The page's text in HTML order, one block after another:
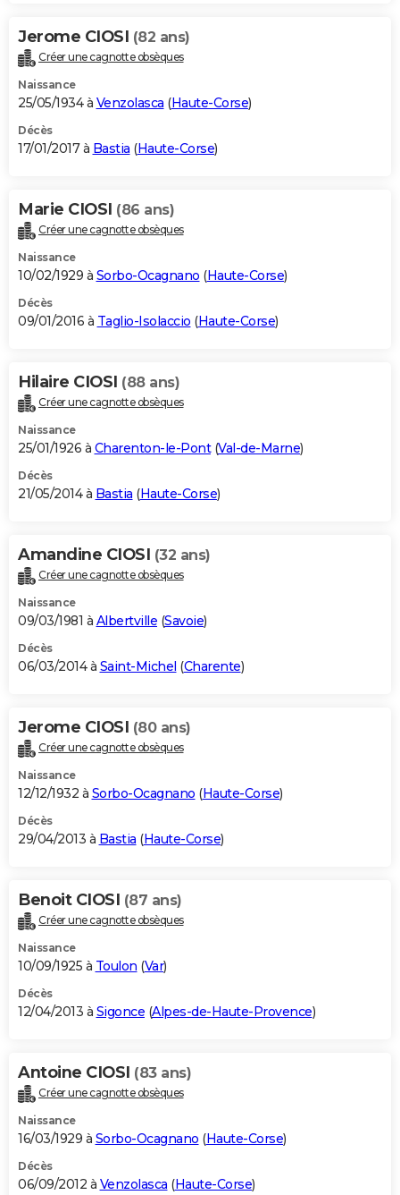
Jerome CIOSI (82 ans)
Créer une cagnotte obsèques
Naissance
25/05/1934 à Venzolasca (Haute-Corse)
Décès
17/01/2017 à Bastia (Haute-Corse)
Marie CIOSI (86 ans)
Créer une cagnotte obsèques
Naissance
10/02/1929 à Sorbo-Ocagnano (Haute-Corse)
Décès
09/01/2016 à Taglio-Isolaccio (Haute-Corse)
Hilaire CIOSI (88 ans)
Créer une cagnotte obsèques
Naissance
25/01/1926 à Charenton-le-Pont(Val-de-Marne)
Décès
21/05/2014 à Bastia (Haute-Corse)
Amandine CIOSI (32 ans)
Créer une cagnotte obsèques
Naissance
09/03/1981 à Albertville (Savoie)
Décès
06/03/2014 à Saint-Michel (Charente)
Jerome CIOSI (80 ans)
Créer une cagnotte obsèques
Naissance
12/12/1932 à Sorbo-Ocagnano (Haute-Corse)
Décès
29/04/2013 à Bastia (Haute-Corse)
Benoit CIOSI (87 ans)
Créer une cagnotte obsèques
Naissance
10/09/1925 à Toulon (Var)
Décès
12/04/2013 à Sigonce (Alpes-de-Haute-Provence)
Antoine CIOSI (83 ans)
Créer une cagnotte obsèques
Naissance
16/03/1929 à Sorbo-Ocagnano (Haute-Corse)
Décès
06/09/2012 à Venzolasca (Haute-Corse)